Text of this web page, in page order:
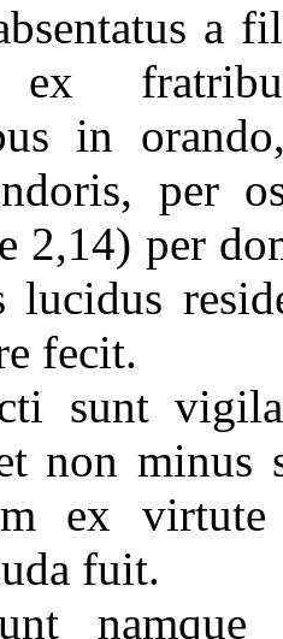
a
ex
in
per
2,14) per
lucidus
fecit.
sunt
non minus
ex
fuit.
namque